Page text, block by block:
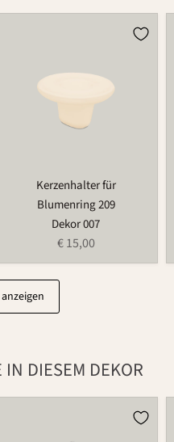
Kerzenhalter für
Blumenring 209
Dekor 007
€ 15,00
DIESEM DEKOR